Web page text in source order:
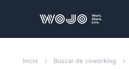
WOJO
Inicio Buscar de coworking